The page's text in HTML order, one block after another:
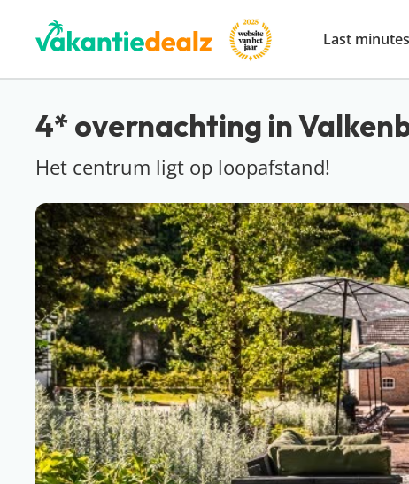
Last minutes
4* overnachting in
Het centrum ligt op loopafstand!